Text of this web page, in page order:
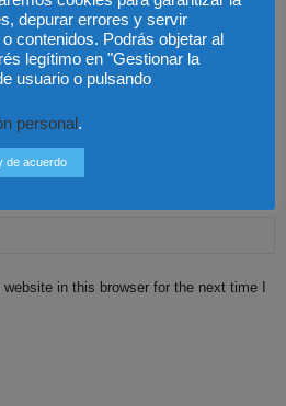
in this browser for the next time I
depurar errores y servir
contenidos. Podrás objetar al
legítimo en "Gestionar la
usuario o pulsando
personal.
de acuerdo